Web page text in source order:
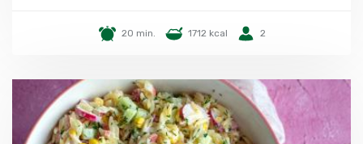
20 min. 1712 kcal 2